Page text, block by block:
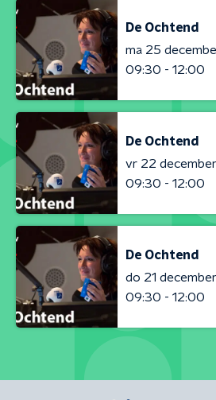
De Ochtend
ma 25
09:30 - 12:00
De Ochtend
vr 22
09:30 - 12:00
De Ochtend
do 21
09:30 - 12:00